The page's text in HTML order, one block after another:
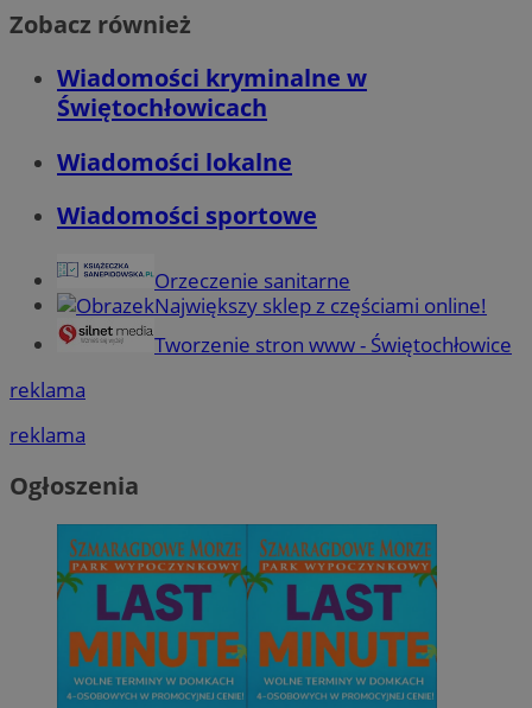
Zobacz również
Wiadomości kryminalne w
Świętochłowicach
Wiadomości lokalne
Wiadomości sportowe
Orzeczenie sanitarne
Największy sklep z częściami online!
Tworzenie stron www - Świętochłowice
reklama
reklama
Ogłoszenia